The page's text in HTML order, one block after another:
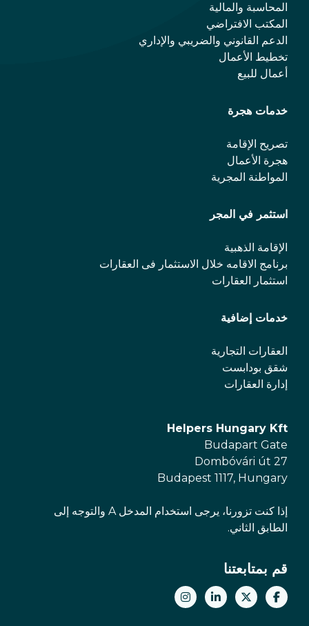
المحاسبة والمالية
المكتب الافتراضي
الدعم القانوني والضريبي والإداري
تخطيط الأعمال
أعمال للبيع
خدمات هجرة
تصريح الإقامة
هجرة الأعمال
المواطنة المجرية
استثمر في المجر
الإقامة الذهبية
برنامج الاقامه خلال الاستثمار فی العقارات
استثمار العقارات
خدمات إضافية
العقارات التجارية
شقق بودابست
إدارة العقارات
Helpers Hungary Kft
Budapart Gate
Dombóvári út 27
Budapest 1117, Hungary
إذا كنت تزورنا، يرجى استخدام المدخل A والتوجه إلى
الطابق الثاني.
قم بمتابعتنا